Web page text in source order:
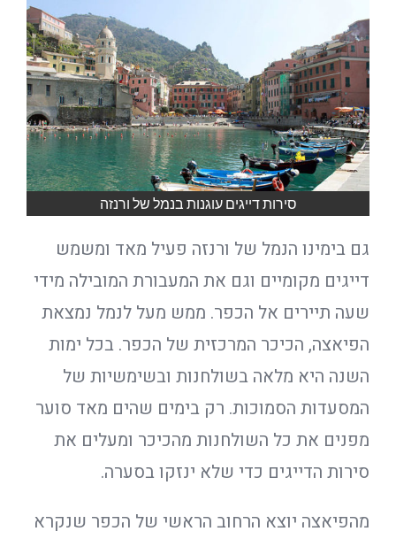
סירות דייגים עוגנות בנמל של ורנזה
גם בימינו הנמל של ורנזה פעיל מאד ומשמש
דייגים מקומיים וגם את המעבורת המובילה מידי
שעה תיירים אל הכפר. ממש מעל לנמל נמצאת
הפיאצה, הכיכר המרכזית של הכפר. בכל ימות
השנה היא מלאה בשולחנות ובשימשיות של
המסעדות הסמוכות. רק בימים שהים מאד סוער
מפנים את כל השולחנות מהכיכר ומעלים את
סירות הדייגים כדי שלא ינזקו בסערה.
מהפיאצה יוצא הרחוב הראשי של הכפר שנקרא